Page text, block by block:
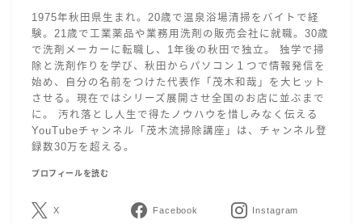
1975年秋田県生まれ。20歳で温泉浴場清掃をバイトで経
験。21歳で工業薬品や業務用洗剤の販売会社に就職。30歳
で洗剤メーカーに転職し、1年後の秋田で独立。 独学で掃
除と洗剤作りを学び、秋田からパソコン１つで情報発信を
始め、自分の名前をつけた代表作「茂木和哉」を大ヒット
させる。現在ではシリーズ展開させ全国のお店に並ぶまで
に。 汚れ落とし人生で得たノウハウを惜しみなく伝える
YouTubeチャンネル「茂木流掃除講座」は、チャンネル登
録数30万を超える。
プロフィールを読む
X Facebook Instagram